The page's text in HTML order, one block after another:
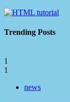
Trending Posts
1
1
news